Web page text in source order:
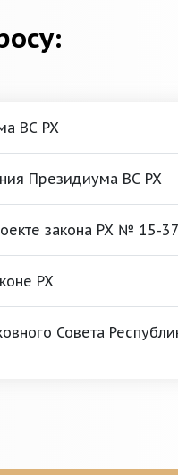
ВС РХ
Президиума ВС РХ
закона РХ № 15-
РХ
Совета